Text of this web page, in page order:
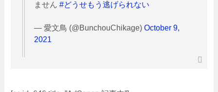
ません#どうせもう逃げられない
— 愛文鳥 (@BunchouChikage)October 9,
2021